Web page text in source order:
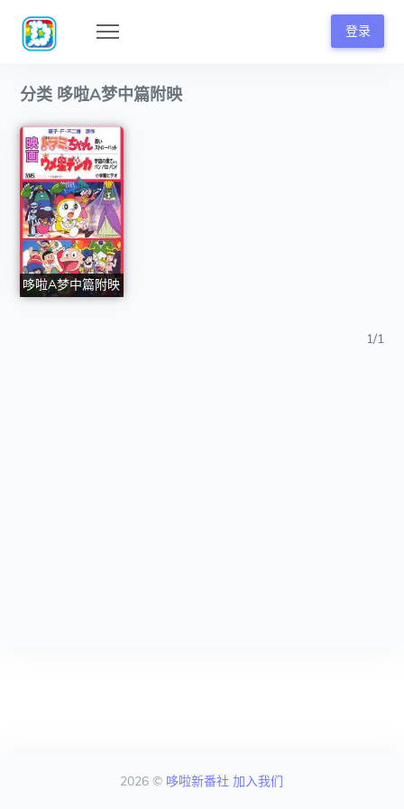
登录
分类 哆啦A梦中篇附映
哆啦A梦中篇附映
1/1
2026 © 哆啦新番社 加入我们